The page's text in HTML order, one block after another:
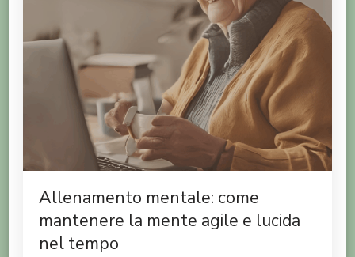
Allenamento mentale: come
mantenere la mente agile e lucida
nel tempo